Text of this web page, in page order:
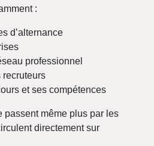
:
d’alternance
professionnel
recruteurs
et ses compétences
passent même plus par les
directement sur